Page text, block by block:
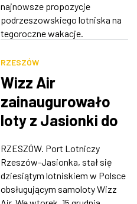
najnowsze propozycje
podrzeszowskiego lotniska na
tegoroczne wakacje.
RZESZÓW
Wizz Air
zainaugurowało
loty z Jasionki do
RZESZÓW. Port Lotniczy
Rzeszów-Jasionka, stał się
dziesiątym lotniskiem w Polsce
obsługującym samoloty Wizz